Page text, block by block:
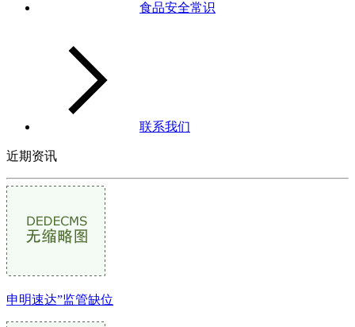
食品安全常识
联系我们
近期资讯
申明速达”监管缺位